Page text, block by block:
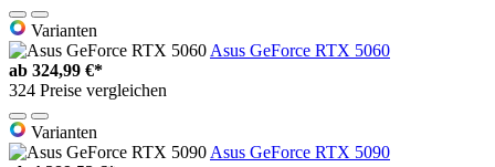
Varianten
Asus GeForce RTX 5060
ab 324,99 €*
324 Preise vergleichen
Varianten
Asus GeForce RTX 5090